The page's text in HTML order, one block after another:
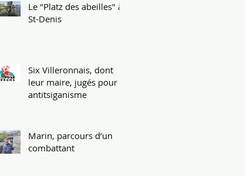
Le "Platz des abeilles" à
St-Denis
Six Villeronnais, dont
leur maire, jugés pour
antitsiganisme
Marin, parcours d’un
combattant